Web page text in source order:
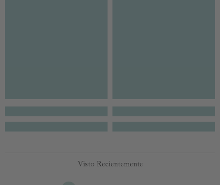
Visto Recientemente